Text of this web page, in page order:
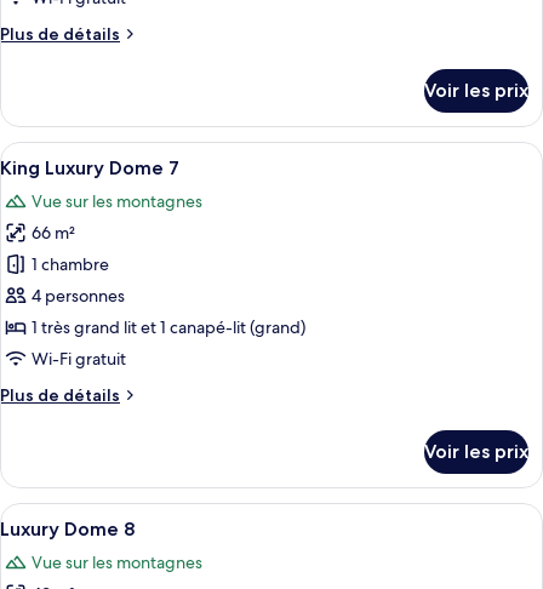
chambre :
King
6
Plus de détails
Plus
le
type
de
chambre
King
Luxury
Dome
6
Voir les prix
Afficher
toutes
les
photos
pour
ce
type
de
chambre :
King
7
Une chambre à coucher avec un
8
King Luxury Dome 7
Vue sur les montagnes
66 m²
1 chambre
4 personnes
1 très grand lit et 1 canapé-lit (grand)
Wi-Fi gratuit
Plus de détails
Plus
le
type
de
chambre
King
Voir les prix
Afficher
toutes
les
Une cuisine moderne avec un grand
7
Luxury Dome 8
Vue sur les montagnes